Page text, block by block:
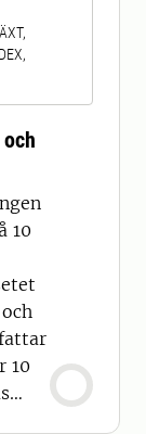
10
10